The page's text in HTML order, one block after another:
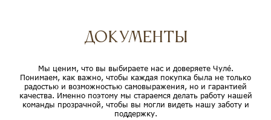
Документы
Мы ценим, что вы выбираете нас и доверяете Чулé.
Понимаем, как важно, чтобы каждая покупка была не только
радостью и возможностью самовыражения, но и гарантией
качества. Именно поэтому мы стараемся делать работу нашей
команды прозрачной, чтобы вы могли видеть нашу заботу и
поддержку.